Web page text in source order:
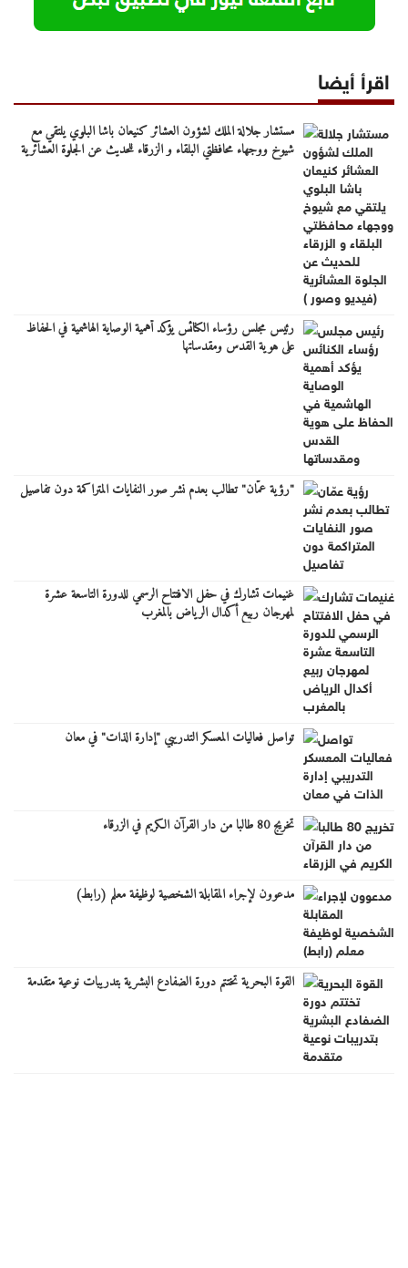
اقرأ أيضا
مستشار جلالة الملك لشؤون العشائر كنيعان باشا البلوي يلتقي مع
شيوخ ووجهاء محافظتي البلقاء و الزرقاء للحديث عن الجلوة العشائرية
رئيس مجلس رؤساء الكنائس يؤكد أهمية الوصاية الهاشمية في الحفاظ
على هوية القدس ومقدساتها
"رؤية عمّان" تطالب بعدم نشر صور النفايات المتراكمة دون تفاصيل
غنيمات تشارك في حفل الافتتاح الرسمي للدورة التاسعة عشرة
لمهرجان ربيع أكدال الرياض بالمغرب
تواصل فعاليات المعسكر التدريبي "إدارة الذات" في معان
تخريج 80 طالبا من دار القرآن الكريم في الزرقاء
مدعوون لإجراء المقابلة الشخصية لوظيفة معلم (رابط)
القوة البحرية تختتم دورة الضفادع البشرية بتدريبات نوعية متقدمة